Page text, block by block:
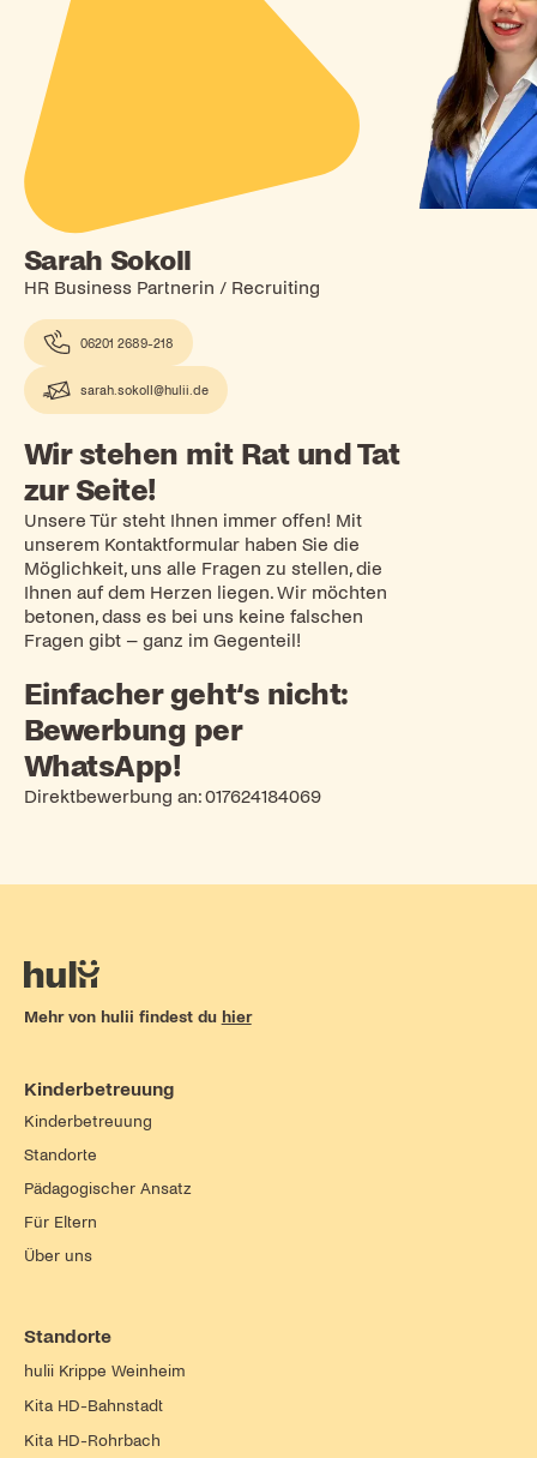
Sarah Sokoll
HR Business Partnerin / Recruiting
06201 2689-218
sarah.sokoll@hulii.de
Wir stehen mit Rat und Tat
zur Seite!
Unsere Tür steht Ihnen immer offen! Mit
unserem Kontaktformular haben Sie die
Möglichkeit, uns alle Fragen zu stellen, die
Ihnen auf dem Herzen liegen. Wir möchten
betonen, dass es bei uns keine falschen
Fragen gibt – ganz im Gegenteil!
Einfacher geht‘s nicht:
Bewerbung per
WhatsApp!
Direktbewerbung an:017624184069
Mehr von hulii findest du hier
Kinderbetreuung
Kinderbetreuung
Standorte
Pädagogischer Ansatz
Für Eltern
Über uns
Standorte
hulii Krippe Weinheim
Kita HD-Bahnstadt
Kita HD-Rohrbach